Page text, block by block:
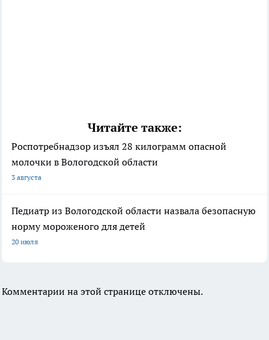
Читайте также:
Роспотребнадзор изъял 28 килограмм опасной
молочки в Вологодской области
3 августа
Педиатр из Вологодской области назвала безопасную
норму мороженого для детей
20 июля
Комментарии на этой странице отключены.